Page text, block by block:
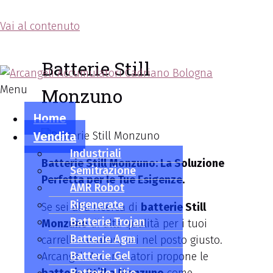
Vai al contenuto
Menu
Home
Vendita
Industriali
Semitrazione
AMR Robot
Rigenerate
Batterie Trojan
Batterie Agm
Batterie Gel
Batterie Still
Monzuno
Batterie Still Monzuno: La Soluzione
Perfetta per le Tue Esigenze.
Se sei alla ricerca di batterie Still
Monzunodi alta qualità per i tuoi
carrelli elevatori, sei nel posto giusto.
Arcangeli Accumulatori propone le